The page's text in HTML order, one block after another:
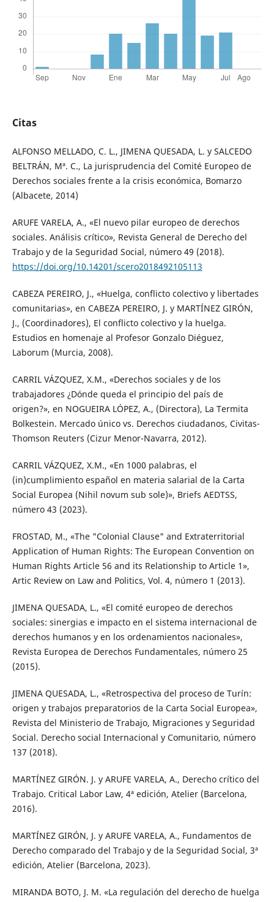
Citas
ALFONSO MELLADO, C. L., JIMENA QUESADA, L. y SALCEDO
BELTRÁN, Mª. C., La jurisprudencia del Comité Europeo de
Derechos sociales frente a la crisis económica, Bomarzo
(Albacete, 2014)
ARUFE VARELA, A., «El nuevo pilar europeo de derechos
sociales. Análisis crítico», Revista General de Derecho del
Trabajo y de la Seguridad Social, número 49 (2018).
https://doi.org/10.14201/scero2018492105113
CABEZA PEREIRO, J., «Huelga, conflicto colectivo y libertades
comunitarias», en CABEZA PEREIRO, J. y MARTÍNEZ GIRÓN,
J., (Coordinadores), El conflicto colectivo y la huelga.
Estudios en homenaje al Profesor Gonzalo Diéguez,
Laborum (Murcia, 2008).
CARRIL VÁZQUEZ, X.M., «Derechos sociales y de los
trabajadores ¿Dónde queda el principio del país de
origen?», en NOGUEIRA LÓPEZ, A., (Directora), La Termita
Bolkestein. Mercado único vs. Derechos ciudadanos, Civitas-
Thomson Reuters (Cizur Menor-Navarra, 2012).
CARRIL VÁZQUEZ, X.M., «En 1000 palabras, el
(in)cumplimiento español en materia salarial de la Carta
Social Europea (Nihil novum sub sole)», Briefs AEDTSS,
número 43 (2023).
FROSTAD, M., «The "Colonial Clause" and Extraterritorial
Application of Human Rights: The European Convention on
Human Rights Article 56 and its Relationship to Article 1»,
Artic Review on Law and Politics, Vol. 4, número 1 (2013).
JIMENA QUESADA, L., «El comité europeo de derechos
sociales: sinergias e impacto en el sistema internacional de
derechos humanos y en los ordenamientos nacionales»,
Revista Europea de Derechos Fundamentales, número 25
(2015).
JIMENA QUESADA, L., «Retrospectiva del proceso de Turín:
origen y trabajos preparatorios de la Carta Social Europea»,
Revista del Ministerio de Trabajo, Migraciones y Seguridad
Social. Derecho social Internacional y Comunitario, número
137 (2018).
MARTÍNEZ GIRÓN. J. y ARUFE VARELA, A., Derecho crítico del
Trabajo. Critical Labor Law, 4ª edición, Atelier (Barcelona,
2016).
MARTÍNEZ GIRÓN, J. y ARUFE VARELA, A., Fundamentos de
Derecho comparado del Trabajo y de la Seguridad Social, 3ª
edición, Atelier (Barcelona, 2023).
MIRANDA BOTO, J. M. «La regulación del derecho de huelga